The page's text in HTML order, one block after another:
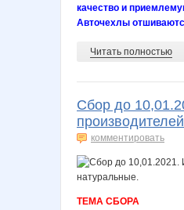
качество и
Авточехлы
Читать полностью
Сбор до
комментировать
ТЕМА СБОРА